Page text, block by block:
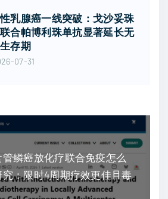
乳腺癌一线突破：戈沙妥珠
合帕博利珠单抗显著延长无
存期
07-31
管鳞癌放化疗联合免疫怎么
：限时4周期疗效更佳且毒